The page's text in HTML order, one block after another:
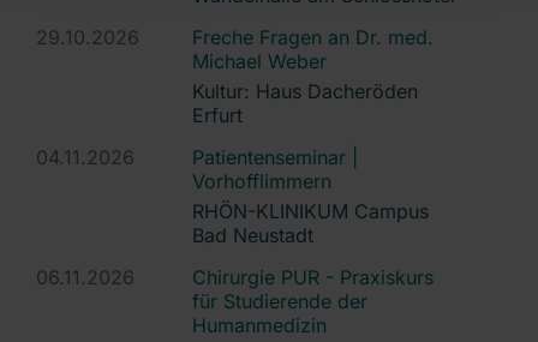
29.10.2026
Freche Fragen an Dr. med.
Michael Weber
Kultur: Haus Dacheröden
Erfurt
04.11.2026
Patientenseminar |
Vorhofflimmern
RHÖN-KLINIKUM Campus
Bad Neustadt
06.11.2026
Chirurgie PUR - Praxiskurs
für Studierende der
Humanmedizin